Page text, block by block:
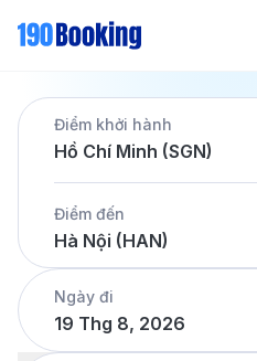
Trang chủ
Vé máy bay
Dịch vụ
Khách sạn
Tin tứcLiên hệ
Hotline
028 7303 6167
Tiếng Việt
Điểm khởi hành
Hồ Chí Minh (SGN)
Điểm đến
Hà Nội (HAN)
Ngày đi
19 Thg 8, 2026